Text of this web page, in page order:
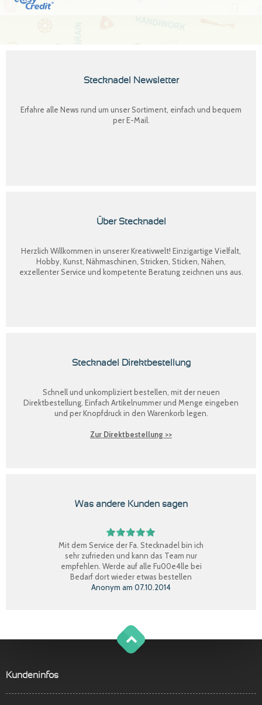
Stecknadel Newsletter
Erfahre alle News rund um unser Sortiment, einfach und bequem
per E-Mail.
Über Stecknadel
Herzlich Willkommen in unserer Kreativwelt! Einzigartige Vielfalt,
Hobby, Kunst, Nähmaschinen, Stricken, Sticken, Nähen,
exzellenter Service und kompetente Beratung zeichnen uns aus.
Stecknadel Direktbestellung
Schnell und unkompliziert bestellen, mit der neuen
Direktbestellung . Einfach Artikelnummer und Menge eingeben
und per Knopfdruck in den Warenkorb legen.
Zur Direktbestellung >>
Was andere Kunden sagen
Mit dem Service der Fa. Stecknadel bin ich
sehr zufrieden und kann das Team nur
empfehlen. Werde auf alle Fu00e4lle bei
Bedarf dort wieder etwas bestellen
Anonym am 07.10.2014
Claudia W.am08.09.2014
Marina S.am22.04.2014
g
o
t
o
o
Kundeninfos